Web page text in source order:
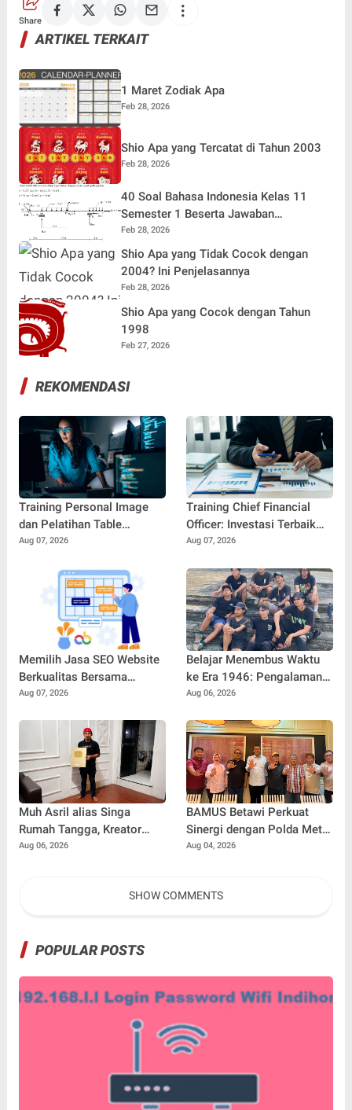
Share
ARTIKEL TERKAIT
1 Maret Zodiak Apa
Feb 28, 2026
Shio Apa yang Tercatat di Tahun 2003
Feb 28, 2026
40 Soal Bahasa Indonesia Kelas 11
Semester 1 Beserta Jawaban
Terlengkap
Feb 28, 2026
Shio Apa yang Tidak Cocok dengan
2004? Ini Penjelasannya
Feb 28, 2026
Shio Apa yang Cocok dengan Tahun
1998
Feb 27, 2026
REKOMENDASI
Training Personal Image
dan Pelatihan Table
Manners: Kunci
Profesionalisme dan
Kepercayaan Diri di Dunia
Aug 07, 2026
Training Chief Financial
Officer: Investasi Terbaik
untuk Mencetak Pemimpin
Aug 07, 2026
Memilih Jasa SEO Website
Berkualitas Bersama
SEOBITT untuk
Aug 07, 2026
Belajar Menembus Waktu
ke Era 1946: Pengalaman
Magang Radityo Kusuma
Props dalam Film 'Fajar
Sebelum Merah'
Aug 06, 2026
Muh Asril alias Singa
Rumah Tangga, Kreator
Kocak yang Jago Bikin
Aug 06, 2026
BAMUS Betawi Perkuat
Sinergi dengan Polda Metro
Jaya, Tegaskan Komitmen
HUT ke-81 Republik
Aug 04, 2026
SHOW COMMENTS
POPULAR POSTS